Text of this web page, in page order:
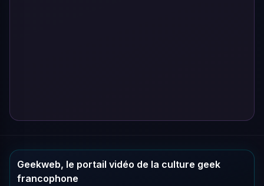
Geekweb, le portail vidéo de la culture geek
francophone